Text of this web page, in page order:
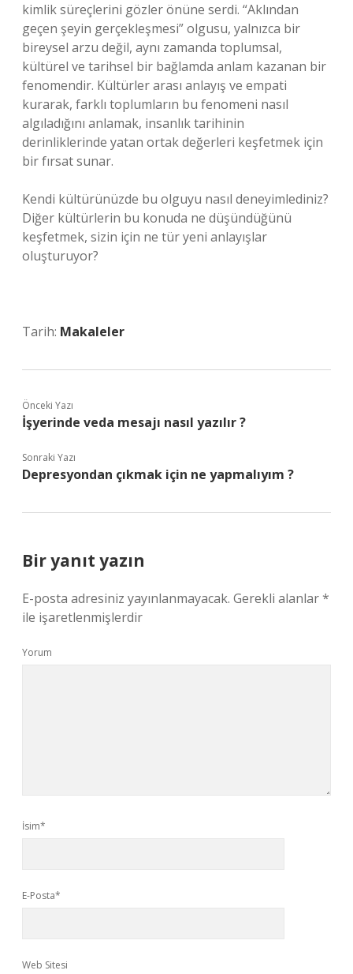
kimlik süreçlerini gözler önüne serdi. “Aklından
geçen şeyin gerçekleşmesi” olgusu, yalnızca bir
bireysel arzu değil, aynı zamanda toplumsal,
kültürel ve tarihsel bir bağlamda anlam kazanan bir
fenomendir. Kültürler arası anlayış ve empati
kurarak, farklı toplumların bu fenomeni nasıl
algıladığını anlamak, insanlık tarihinin
derinliklerinde yatan ortak değerleri keşfetmek için
bir fırsat sunar.
Kendi kültürünüzde bu olguyu nasıl deneyimlediniz?
Diğer kültürlerin bu konuda ne düşündüğünü
keşfetmek, sizin için ne tür yeni anlayışlar
oluşturuyor?
Tarih: Makaleler
Önceki Yazı
İşyerinde veda mesajı nasıl yazılır ?
Sonraki Yazı
Depresyondan çıkmak için ne yapmalıyım ?
Bir yanıt yazın
E-posta adresiniz yayınlanmayacak. Gerekli alanlar*
ile işaretlenmişlerdir
Yorum
İsim*
E-Posta*
Web Sitesi